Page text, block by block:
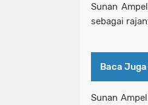
Sunan
sebagai
Baca Juga
Sunan